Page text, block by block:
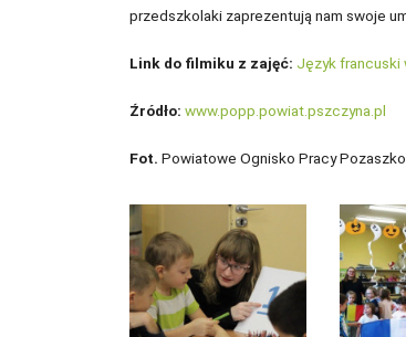
przedszkolaki zaprezentują nam swoje
Link do filmiku z zajęć: Język francuski
Źródło: www.popp.powiat.pszczyna.pl
Fot. Powiatowe Ognisko Pracy